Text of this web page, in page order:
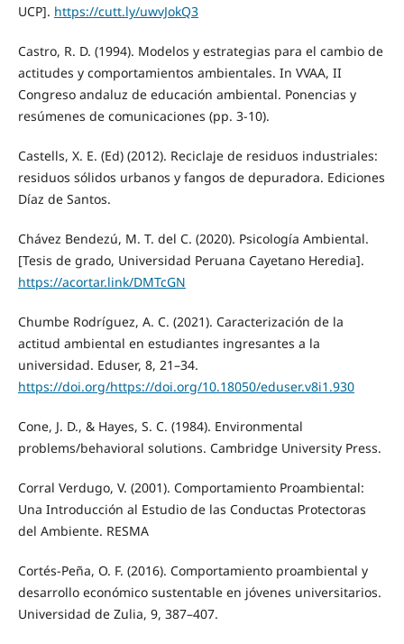
UCP]. https://cutt.ly/uwvJokQ3
Castro, R. D. (1994). Modelos y estrategias para el cambio de
actitudes y comportamientos ambientales. In VVAA, II
Congreso andaluz de educación ambiental. Ponencias y
resúmenes de comunicaciones (pp. 3-10).
Castells, X. E. (Ed) (2012). Reciclaje de residuos industriales:
residuos sólidos urbanos y fangos de depuradora. Ediciones
Díaz de Santos.
Chávez Bendezú, M. T. del C. (2020). Psicología Ambiental.
[Tesis de grado, Universidad Peruana Cayetano Heredia].
https://acortar.link/DMTcGN
Chumbe Rodríguez, A. C. (2021). Caracterización de la
actitud ambiental en estudiantes ingresantes a la
universidad. Eduser, 8, 21–34.
https://doi.org/https://doi.org/10.18050/eduser.v8i1.930
Cone, J. D., & Hayes, S. C. (1984). Environmental
problems/behavioral solutions. Cambridge University Press.
Corral Verdugo, V. (2001). Comportamiento Proambiental:
Una Introducción al Estudio de las Conductas Protectoras
del Ambiente. RESMA
Cortés-Peña, O. F. (2016). Comportamiento proambiental y
desarrollo económico sustentable en jóvenes universitarios.
Universidad de Zulia, 9, 387–407.